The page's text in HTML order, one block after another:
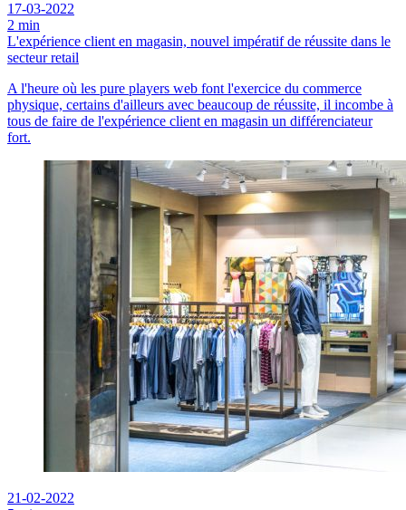
17-03-2022
2 min
L'expérience client en magasin, nouvel impératif de réussite dans le
secteur retail
A l'heure où les pure players web font l'exercice du commerce
physique, certains d'ailleurs avec beaucoup de réussite, il incombe à
tous de faire de l'expérience client en magasin un différenciateur
fort.
21-02-2022